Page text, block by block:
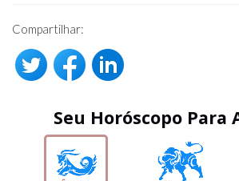
Compartilhar:
Seu Horóscopo Para